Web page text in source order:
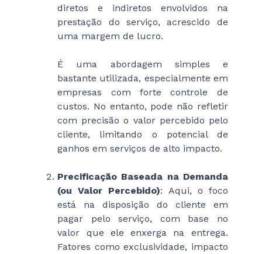
diretos e indiretos envolvidos na
prestação do serviço, acrescido de
uma margem de lucro.
É uma abordagem simples e
bastante utilizada, especialmente em
empresas com forte controle de
custos. No entanto, pode não refletir
com precisão o valor percebido pelo
cliente, limitando o potencial de
ganhos em serviços de alto impacto.
Precificação Baseada na Demanda
(ou Valor Percebido): Aqui, o foco
está na disposição do cliente em
pagar pelo serviço, com base no
valor que ele enxerga na entrega.
Fatores como exclusividade, impacto